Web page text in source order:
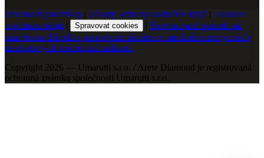
Obchodní podmínky | Zásady ochrany osobních údajů | Cookies
a ochrana údajů | Spravovat cookies | Provozovatel stránek má
uzavřenou dohodu s puncovním úřadem o umožnění anonymních
internetových kontrolních nákupů.
Copyright 2026 — Umarutti s.r.o. / Arete Diamond je registrovaná
ochranná známka společnosti Umarutti s.r.o.